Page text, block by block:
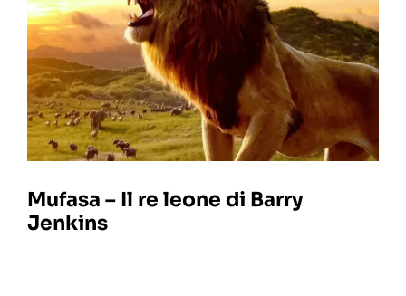
Mufasa – Il re leone di Barry
Jenkins